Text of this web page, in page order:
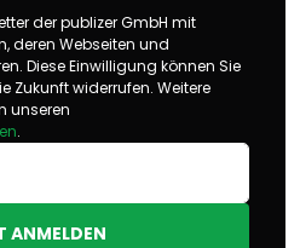
der publizer GmbH mit
deren Webseiten und
Diese Einwilligung können Sie
Zukunft widerrufen. Weitere
unseren
.
ANMELDEN